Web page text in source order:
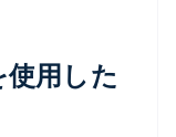
用した